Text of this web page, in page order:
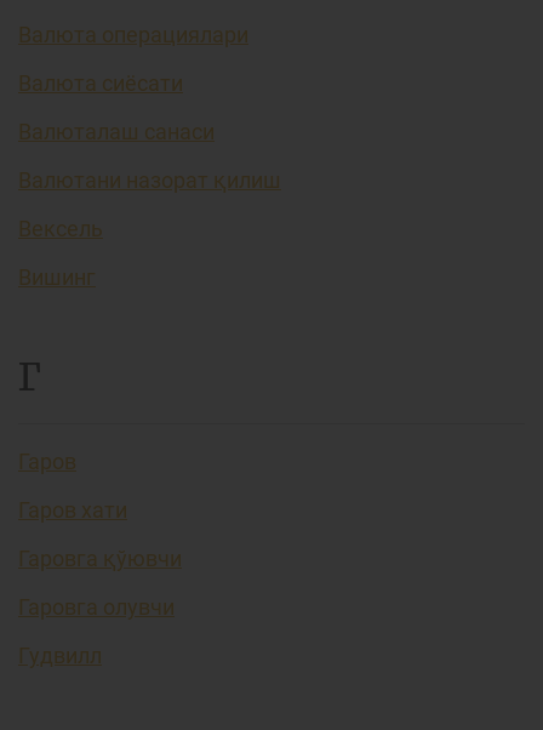
Валюта операциялари
Валюта сиёсати
Валюталаш санаси
Валютани назорат қилиш
Вексель
Вишинг
Г
Гаров
Гаров хати
Гаровга қўювчи
Гаровга олувчи
Гудвилл